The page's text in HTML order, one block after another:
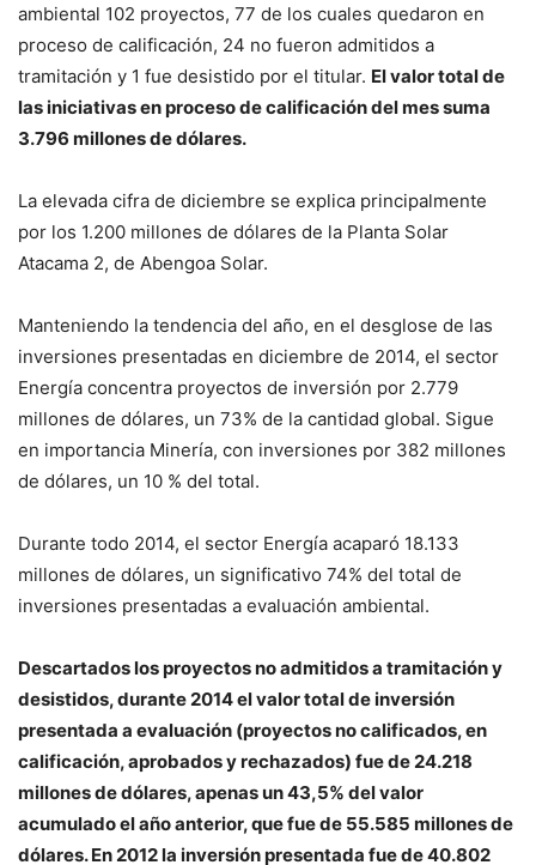
ambiental 102 proyectos, 77 de los cuales quedaron en
proceso de calificación, 24 no fueron admitidos a
tramitación y 1 fue desistido por el titular. El valor total de
las iniciativas en proceso de calificación del mes suma
3.796 millones de dólares.
La elevada cifra de diciembre se explica principalmente
por los 1.200 millones de dólares de la Planta Solar
Atacama 2, de Abengoa Solar.
Manteniendo la tendencia del año, en el desglose de las
inversiones presentadas en diciembre de 2014, el sector
Energía concentra proyectos de inversión por 2.779
millones de dólares, un 73% de la cantidad global. Sigue
en importancia Minería, con inversiones por 382 millones
de dólares, un 10 % del total.
Durante todo 2014, el sector Energía acaparó 18.133
millones de dólares, un significativo 74% del total de
inversiones presentadas a evaluación ambiental.
Descartados los proyectos no admitidos a tramitación y
desistidos, durante 2014 el valor total de inversión
presentada a evaluación (proyectos no calificados, en
calificación, aprobados y rechazados) fue de 24.218
millones de dólares, apenas un 43,5% del valor
acumulado el año anterior, que fue de 55.585 millones de
dólares. En 2012 la inversión presentada fue de 40.802